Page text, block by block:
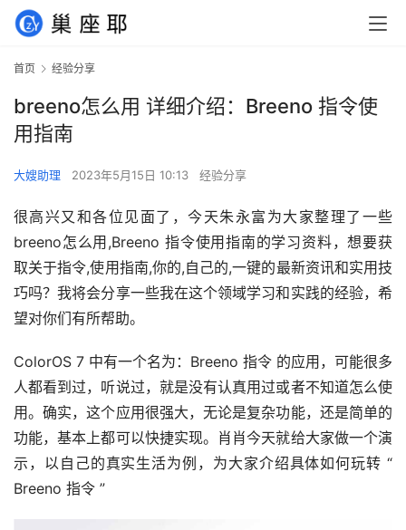
首页 经验分享
breeno怎么用 详细介绍：Breeno 指令使
用指南
大嫂助理 2023年5月15日 10:13 经验分享
很高兴又和各位见面了，今天朱永富为大家整理了一些
breeno怎么用,Breeno 指令使用指南的学习资料，想要获
取关于指令,使用指南,你的,自己的,一键的最新资讯和实用技
巧吗？我将会分享一些我在这个领域学习和实践的经验，希
望对你们有所帮助。
ColorOS 7 中有一个名为：Breeno 指令 的应用，可能很多
人都看到过，听说过，就是没有认真用过或者不知道怎么使
用。确实，这个应用很强大，无论是复杂功能，还是简单的
功能，基本上都可以快捷实现。肖肖今天就给大家做一个演
示，以自己的真实生活为例，为大家介绍具体如何玩转 “
Breeno 指令 ”